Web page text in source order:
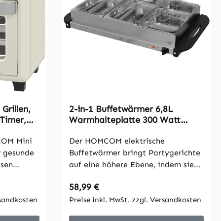
Mini
Sie
2-in-1 Buffetwärmer 6,8L
Warmhalteplatte 300 Watt
Der HOMCOM elektrische
Buffetwärmer bringt Partygerichte
auf eine höhere Ebene, indem sie
bietet. Dieser aus Edelstahl
gefertigte Speisewärmer speichert
Regulärer Preis:
58,99 €
Preise inkl. MwSt. zzgl. Versandkosten